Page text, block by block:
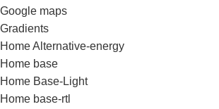
Google maps
Gradients
Home Alternative-energy
Home base
Home Base-Light
Home base-rtl